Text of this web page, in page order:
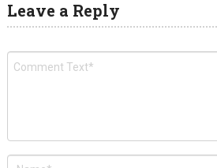
Leave a Reply